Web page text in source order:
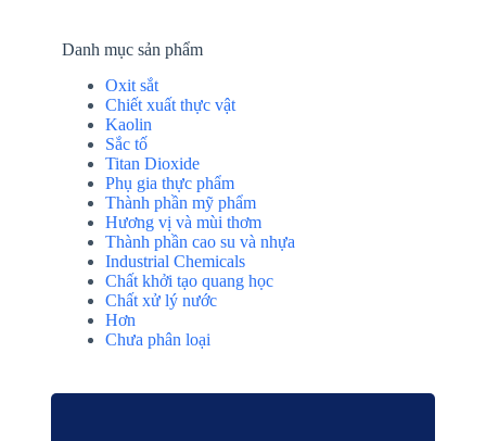
Danh mục sản phẩm
Oxit sắt
Chiết xuất thực vật
Kaolin
Sắc tố
Titan Dioxide
Phụ gia thực phẩm
Thành phần mỹ phẩm
Hương vị và mùi thơm
Thành phần cao su và nhựa
Industrial Chemicals
Chất khởi tạo quang học
Chất xử lý nước
Hơn
Chưa phân loại